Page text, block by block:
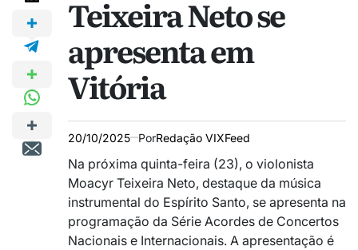
Teixeira Neto se
apresenta em
Vitória
20/10/2025 PorRedação VIXFeed
Na próxima quinta-feira (23), o violonista
Moacyr Teixeira Neto, destaque da música
instrumental do Espírito Santo, se apresenta na
programação da Série Acordes de Concertos
Nacionais e Internacionais. A apresentação é